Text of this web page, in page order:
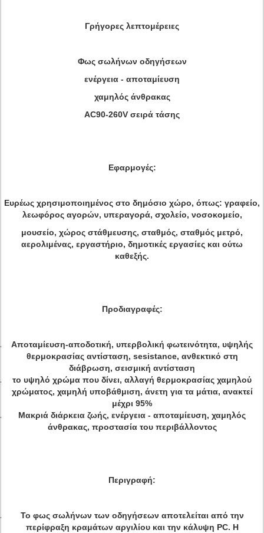
Γρήγορες λεπτομέρειες
Φως σωλήνων οδηγήσεων
ενέργεια - αποταμίευση
χαμηλός άνθρακας
AC90-260V σειρά τάσης
Εφαρμογές:
Ευρέως χρησιμοποιημένος στο δημόσιο χώρο, όπως: γραφείο,
λεωφόρος αγορών, υπεραγορά, σχολείο, νοσοκομείο,
μουσείο, χώρος στάθμευσης, σταθμός, σταθμός μετρό,
αερολιμένας, εργαστήριο, δημοτικές εργασίες και ούτω
καθεξής.
Προδιαγραφές:
Αποταμίευση-αποδοτική, υπερβολική φωτεινότητα, υψηλής
θερμοκρασίας αντίσταση, sesistance, ανθεκτικό στη
διάβρωση, σεισμική αντίσταση
το υψηλό χρώμα που δίνει, αλλαγή θερμοκρασίας χαμηλού
χρώματος, χαμηλή υποβάθμιση, άνετη για τα μάτια, ανακτεί
μέχρι 95%
Μακριά διάρκεια ζωής, ενέργεια - αποταμίευση, χαμηλός
άνθρακας, προστασία του περιβάλλοντος
Περιγραφή:
Το φως σωλήνων των οδηγήσεων αποτελείται από την
περίφραξη κραμάτων αργιλίου και την κάλυψη PC. Η